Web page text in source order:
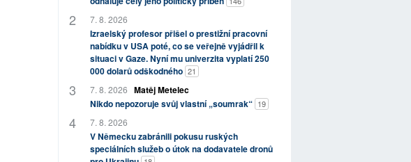
7. 8. 2026
Izraelský profesor přišel o prestižní pracovní
nabídku v USA poté, co se veřejně vyjádřil k
situaci v Gaze. Nyní mu univerzita vyplatí 250
000 dolarů odškodného 21
7. 8. 2026 Matěj Metelec
Nikdo nepozoruje svůj vlastní „soumrak“ 19
7. 8. 2026
V Německu zabránili pokusu ruských
speciálních služeb o útok na dodavatele dronů